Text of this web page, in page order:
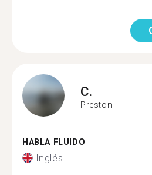
C.
Preston
HABLA FLUIDO
Inglés